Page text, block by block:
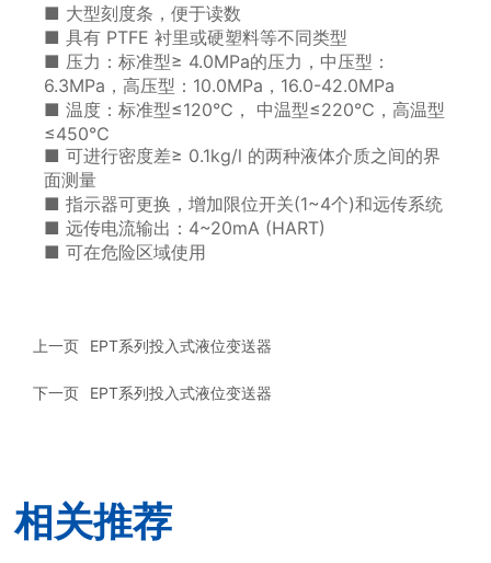
■ 大型刻度条，便于读数
■ 具有 PTFE 衬里或硬塑料等不同类型
■ 压力：标准型≥ 4.0MPa的压力，中压型：
6.3MPa，高压型：10.0MPa，16.0-42.0MPa
■ 温度：标准型≤120℃， 中温型≤220℃，高温型
≤450℃
■ 可进行密度差≥ 0.1kg/l 的两种液体介质之间的界
面测量
■ 指示器可更换，增加限位开关(1~4个)和远传系统
■ 远传电流输出：4~20mA (HART)
■ 可在危险区域使用
上一页 EPT系列投入式液位变送器
下一页 EPT系列投入式液位变送器
相关推荐